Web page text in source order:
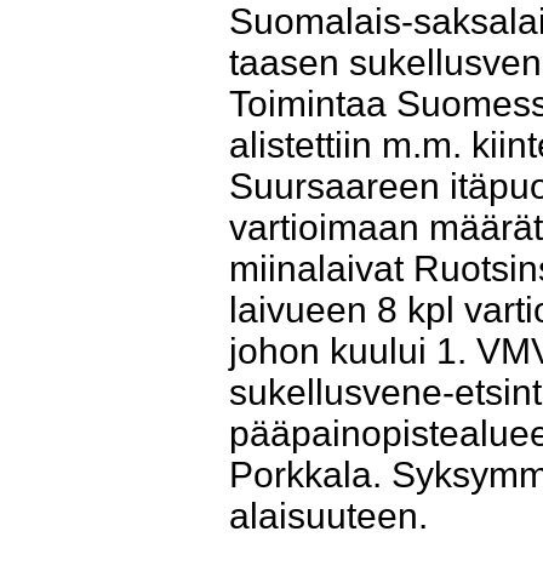
Suomalais-
taasen
Toimintaa
alistettiin m.m.
Suursaareen
vartioimaan
miinalaivat
laivueen 8 kpl
johon kuului 1.
sukellusvene-
Porkkala.
alaisuuteen.